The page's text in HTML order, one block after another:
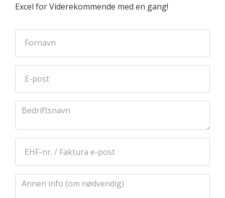
Excel for Viderekommende med en gang!